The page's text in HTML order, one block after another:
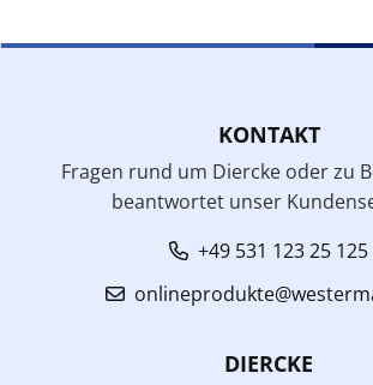
KONTAKT
Fragen rund um Diercke oder zu
beantwortet unser
+49 531 123 25 125
DIERCKE